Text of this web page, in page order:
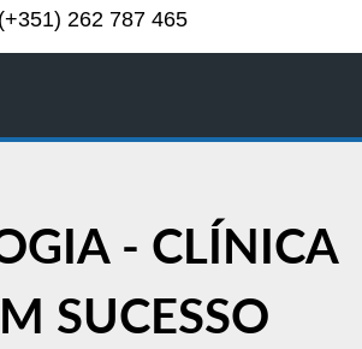
(+351) 262 787 465
- CLÍNICA
SUCESSO